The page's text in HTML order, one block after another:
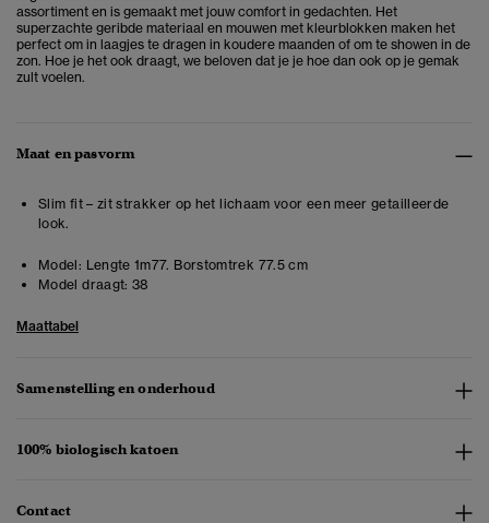
assortiment en is gemaakt met jouw comfort in gedachten. Het
superzachte geribde materiaal en mouwen met kleurblokken maken het
perfect om in laagjes te dragen in koudere maanden of om te showen in de
zon. Hoe je het ook draagt, we beloven dat je je hoe dan ook op je gemak
zult voelen.
Maat en pasvorm
Slim fit – zit strakker op het lichaam voor een meer getailleerde
look.
Model: Lengte 1m77. Borstomtrek 77.5 cm
Model draagt: 38
Maattabel
Samenstelling en onderhoud
100% biologisch katoen
Contact